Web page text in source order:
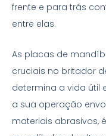
frente e para trás
entre elas.
As placas de
cruciais no britador
determina a vida útil
a sua operação
materiais abrasivos,